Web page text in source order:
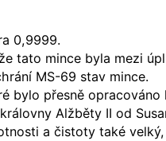
0,9999.
tato mince byla mezi
MS-69 stav mince.
bylo přesně
Alžběty II od
a čistoty také